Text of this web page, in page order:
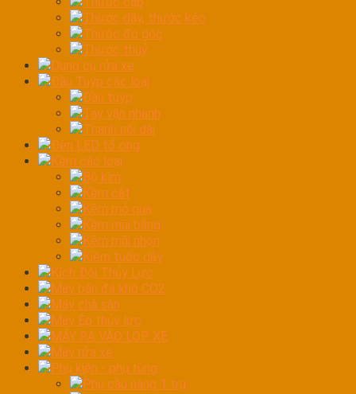
Thước dây, thước kéo
Thước đo góc
Thước thuỷ
Dụng cụ rửa xe
Đầu Tuýp các loại
Đầu tuýp
Tay vặn nhanh
Thanh nối dài
Đèn LED tổ ong
Kềm các loại
Bộ kìm
Kềm cắt
Kềm mỏ quạ
Kềm mũi bằng
Kềm mũi nhọn
Kiềm tuốc dây
Kích Đội Thủy Lực
Máy bắn đá khô CO2
Máy chà sàn
Máy Ép thủy lực
MÁY RA VÀO LỐP XE
Máy rửa xe
Phụ kiện - phụ tùng
Phụ cầu nâng 1 trụ